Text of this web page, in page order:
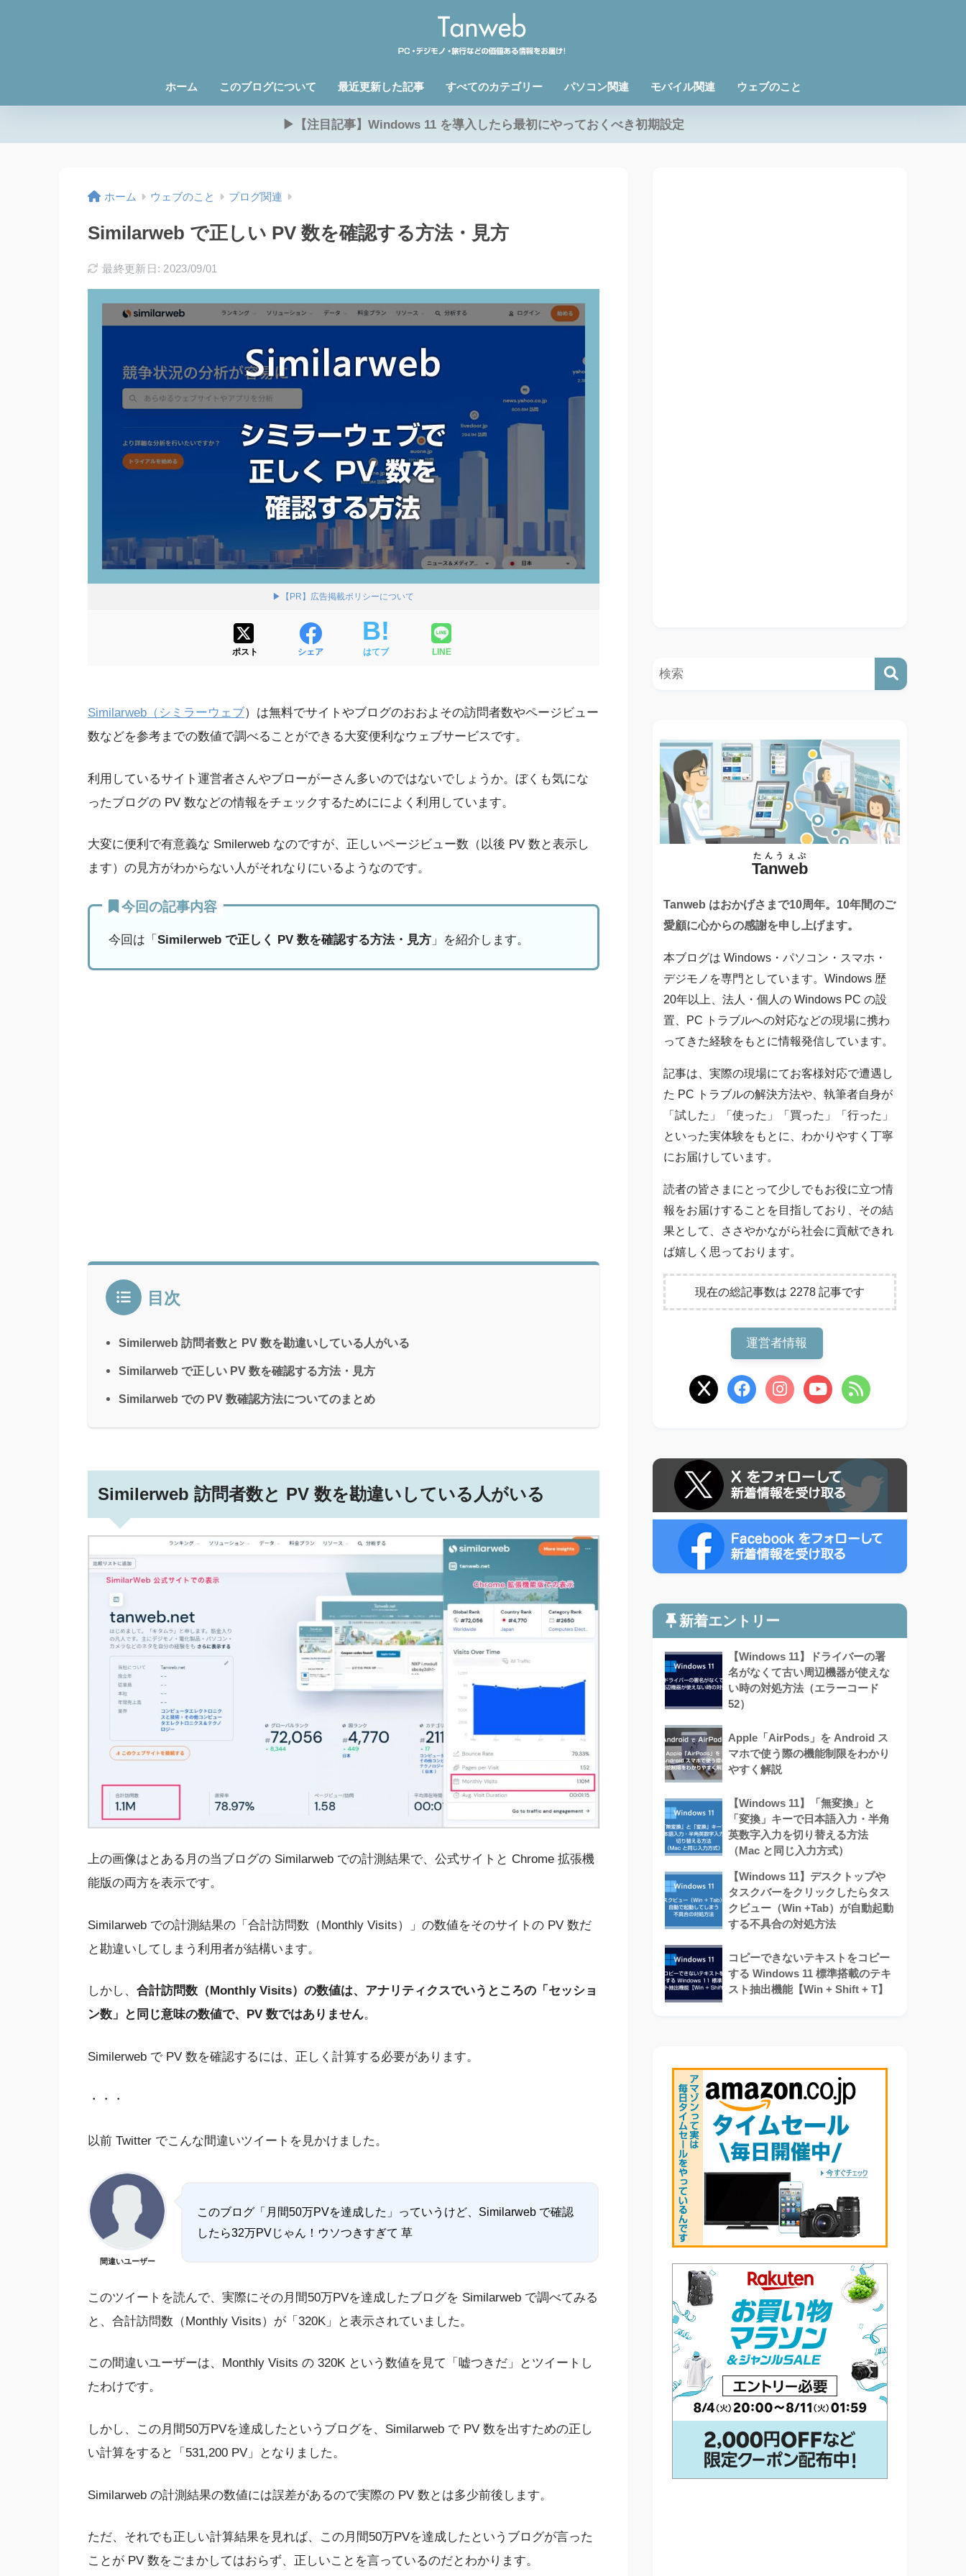
ホーム このブログについて 最近更新した記事 すべてのカテゴリー パソコン関連 モバイル関連 ウェブのこと
▶【注目記事】Windows 11 を導入したら最初にやっておくべき初期設定
ホーム ウェブのこと ブログ関連
Similarweb で正しい PV 数を確認する方法・見方
最終更新日: 2023/09/01
▶【PR】広告掲載ポリシーについて
ポスト シェア はてブ LINE
Similarweb（シミラーウェブ）は無料でサイトやブログのおおよその訪問者数やページビュー
数などを参考までの数値で調べることができる大変便利なウェブサービスです。
利用しているサイト運営者さんやブローがーさん多いのではないでしょうか。ぼくも気にな
ったブログの PV 数などの情報をチェックするためにによく利用しています。
大変に便利で有意義な Smilerweb なのですが、正しいページビュー数（以後 PV 数と表示し
ます）の見方がわからない人がそれなりにいるようなのです。
今回の記事内容
今回は「 Similerweb で正しく PV 数を確認する方法・見方」を紹介します。
目次
Similerweb 訪問者数と PV 数を勘違いしている人がいる
Similarweb で正しい PV 数を確認する方法・見方
Similarweb での PV 数確認方法についてのまとめ
Similerweb 訪問者数と PV 数を勘違いしている人がいる
上の画像はとある月の当ブログの Similarweb での計測結果で、公式サイトと Chrome 拡張機
能版の両方を表示です。
Similarweb での計測結果の「合計訪問数（Monthly Visits）」の数値をそのサイトの PV 数だ
と勘違いしてしまう利用者が結構います。
しかし、 合計訪問数（Monthly Visits）の数値は、アナリティクスでいうところの「セッショ
ン数」と同じ意味の数値で、PV 数ではありません。
Similerweb で PV 数を確認するには、正しく計算する必要があります。
・・・
以前 Twitter でこんな間違いツイートを見かけました。
間違いユーザー
このブログ「月間50万PVを達成した」っていうけど、Similarweb で確認
したら32万PVじゃん！ウソつきすぎて 草
このツイートを読んで、実際にその月間50万PVを達成したブログを Similarweb で調べてみる
と、合計訪問数（Monthly Visits）が「320K」と表示されていました。
この間違いユーザーは、Monthly Visits の 320K という数値を見て「嘘つきだ」とツイートし
たわけです。
しかし、この月間50万PVを達成したというブログを、Similarweb で PV 数を出すための正し
い計算をすると「531,200 PV」となりました。
Similarweb の計測結果の数値には誤差があるので実際の PV 数とは多少前後します。
ただ、それでも正しい計算結果を見れば、この月間50万PVを達成したというブログが言った
ことが PV 数をごまかしてはおらず、正しいことを言っているのだとわかります。
Tanweb
たんうぇぶ
Tanweb はおかげさまで10周年。10年間のご
愛顧に心からの感謝を申し上げます。
本ブログは Windows・パソコン・スマホ・
デジモノを専門としています。Windows 歴
20年以上、法人・個人の Windows PC の設
置、PC トラブルへの対応などの現場に携わ
ってきた経験をもとに情報発信しています。
記事は、実際の現場にてお客様対応で遭遇し
た PC トラブルの解決方法や、執筆者自身が
「試した」「使った」「買った」「行った」
といった実体験をもとに、わかりやすく丁寧
にお届けしています。
読者の皆さまにとって少しでもお役に立つ情
報をお届けすることを目指しており、その結
果として、ささやかながら社会に貢献できれ
ば嬉しく思っております。
現在の総記事数は 2278 記事です
運営者情報
新着エントリー
【Windows 11】ドライバーの署
名がなくて古い周辺機器が使えな
い時の対処方法（エラーコード
52）
Apple「AirPods」を Android ス
マホで使う際の機能制限をわかり
やすく解説
【Windows 11】「無変換」と
「変換」キーで日本語入力・半角
英数字入力を切り替える方法
（Mac と同じ入力方式）
【Windows 11】デスクトップや
タスクバーをクリックしたらタス
クビュー（Win +Tab）が自動起動
する不具合の対処方法
コピーできないテキストをコピー
する Windows 11 標準搭載のテキ
スト抽出機能【Win + Shift + T】